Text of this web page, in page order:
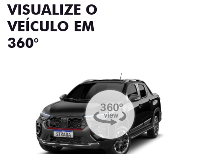
VISUALIZE O
VEÍCULO EM
360°